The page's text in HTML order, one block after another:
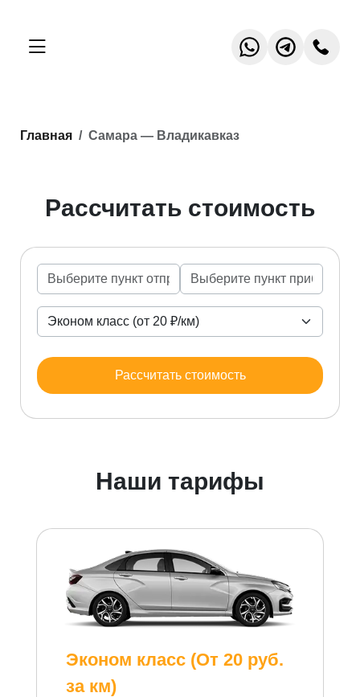
Главная Самара — Владикавказ
Рассчитать стоимость
Рассчитать стоимость
Наши тарифы
Эконом класс (От 20 руб.
за км)